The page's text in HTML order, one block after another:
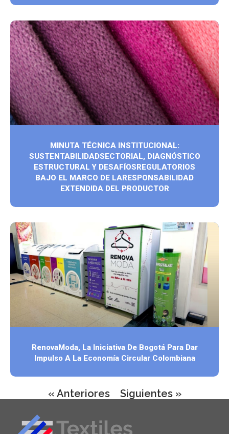
MINUTA TÉCNICA INSTITUCIONAL:
SUSTENTABILIDADSECTORIAL, DIAGNÓSTICO
ESTRUCTURAL Y DESAFÍOSREGULATORIOS
BAJO EL MARCO DE LARESPONSABILIDAD
EXTENDIDA DEL PRODUCTOR
RenovaModa, La Iniciativa De Bogotá Para Dar
Impulso A La Economía Circular Colombiana
« Anteriores Siguientes »